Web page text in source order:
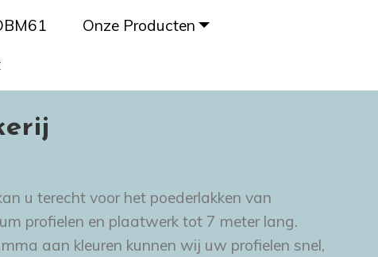
Onze Producten
u terecht voor het poederlakken van
profielen en plaatwerk tot 7 meter lang.
aan kleuren kunnen wij uw profielen snel,